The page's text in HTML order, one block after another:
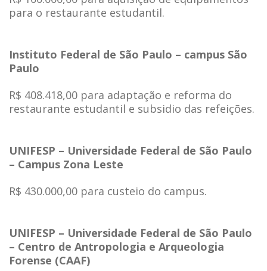
para o restaurante estudantil.
Instituto Federal de São Paulo – campus São
Paulo
R$ 408.418,00 para adaptação e reforma do
restaurante estudantil e subsidio das refeições.
UNIFESP – Universidade Federal de São Paulo
– Campus Zona Leste
R$ 430.000,00 para custeio do campus.
UNIFESP – Universidade Federal de São Paulo
– Centro de Antropologia e Arqueologia
Forense (CAAF)